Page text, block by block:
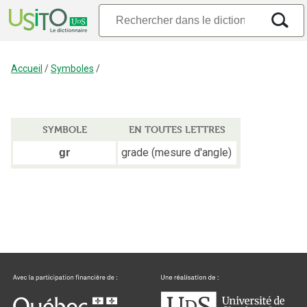
Accueil /Symboles /
SYMBOLE
EN TOUTES LETTRES
gr
grade (mesure d'angle)